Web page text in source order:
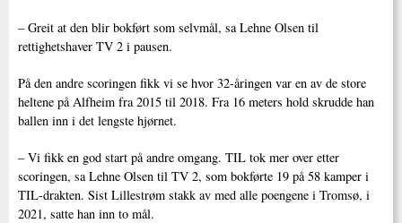
– Greit at den blir bokført som selvmål, sa Lehne Olsen til
rettighetshaver TV 2 i pausen.
På den andre scoringen fikk vi se hvor 32-åringen var en av de store
heltene på Alfheim fra 2015 til 2018. Fra 16 meters hold skrudde han
ballen inn i det lengste hjørnet.
– Vi fikk en god start på andre omgang. TIL tok mer over etter
scoringen, sa Lehne Olsen til TV 2, som bokførte 19 på 58 kamper i
TIL-drakten. Sist Lillestrøm stakk av med alle poengene i Tromsø, i
2021, satte han inn to mål.